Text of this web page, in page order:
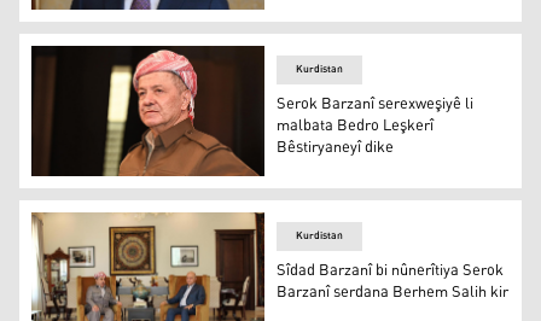
Nêçîrvan Barzanî
Serok Barzanî
Kurdistan
Serok Barzanî serexweşiyê li
malbata Bedro Leşkerî
Bêstiryaneyî dike
Kurdistan
Sîdad Barzanî bi nûnerîtiya Serok
Barzanî serdana Berhem Salih kir